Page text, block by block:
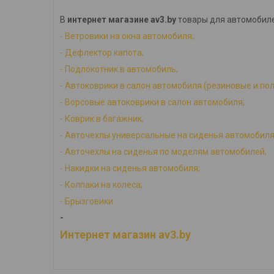
В интернет магазине av3.byтовары для
- Ветровики на окна автомобиля;
- Дефлектор капота;
- Подлокотник в автомобиль;
- Автоковрики в салон автомобиля (резиновые и
- Ворсовые автоковрики в салон автомобиля;
- Коврик в багажник;
- Авточехлы универсальные на сиденья
- Авточехлы на сиденья по моделям автомобилей;
- Накидки на сиденья автомобиля;
- Колпаки на колеса;
- Брызговики.
-
Интернет магазин av3.by